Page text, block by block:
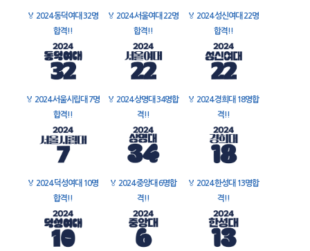
🏅 2024 동덕여대 32명
합격!!
🏅 2024 서울여대 22명
합격!!
🏅 2024 성신여대 22명
합격!!
🏅 2024 서울시립대 7명
합격!!
🏅 2024 상명대 34명합
격!!
🏅 2024 경희대 18명합
격!!
🏅 2024 덕성여대 10명
합격!!
🏅 2024 중앙대 6명합
격!!
🏅 2024 한성대 13명합
격!!